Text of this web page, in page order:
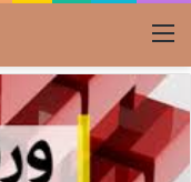
القائمة